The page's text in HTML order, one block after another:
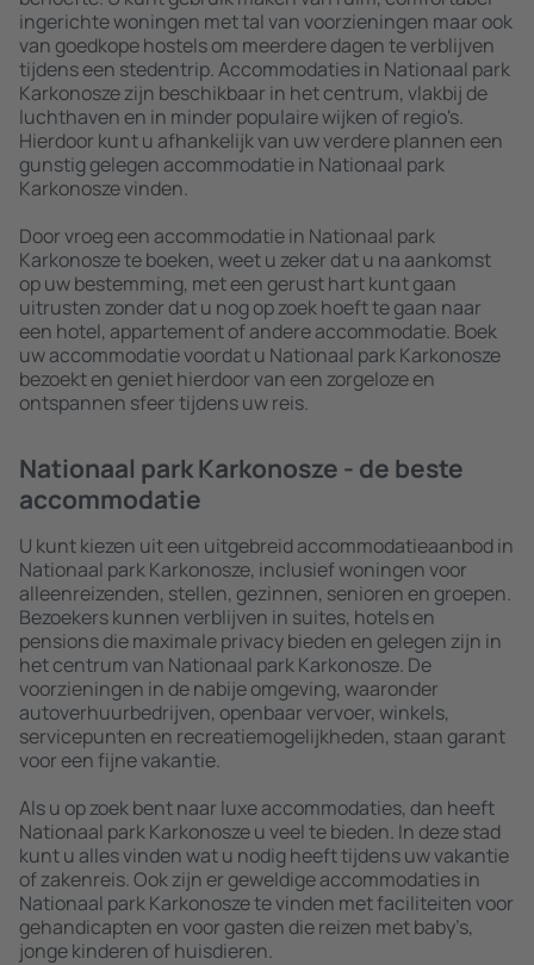
ingerichte woningen met tal van voorzieningen maar ook
van goedkope hostels om meerdere dagen te verblijven
tijdens een stedentrip. Accommodaties in Nationaal park
Karkonosze zijn beschikbaar in het centrum, vlakbij de
luchthaven en in minder populaire wijken of regio's.
Hierdoor kunt u afhankelijk van uw verdere plannen een
gunstig gelegen accommodatie in Nationaal park
Karkonosze vinden.
Door vroeg een accommodatie in Nationaal park
Karkonosze te boeken, weet u zeker dat u na aankomst
op uw bestemming, met een gerust hart kunt gaan
uitrusten zonder dat u nog op zoek hoeft te gaan naar
een hotel, appartement of andere accommodatie. Boek
uw accommodatie voordat u Nationaal park Karkonosze
bezoekt en geniet hierdoor van een zorgeloze en
ontspannen sfeer tijdens uw reis.
Nationaal park Karkonosze - de beste
accommodatie
U kunt kiezen uit een uitgebreid accommodatieaanbod in
Nationaal park Karkonosze, inclusief woningen voor
alleenreizenden, stellen, gezinnen, senioren en groepen.
Bezoekers kunnen verblijven in suites, hotels en
pensions die maximale privacy bieden en gelegen zijn in
het centrum van Nationaal park Karkonosze. De
voorzieningen in de nabije omgeving, waaronder
autoverhuurbedrijven, openbaar vervoer, winkels,
servicepunten en recreatiemogelijkheden, staan garant
voor een fijne vakantie.
Als u op zoek bent naar luxe accommodaties, dan heeft
Nationaal park Karkonosze u veel te bieden. In deze stad
kunt u alles vinden wat u nodig heeft tijdens uw vakantie
of zakenreis. Ook zijn er geweldige accommodaties in
Nationaal park Karkonosze te vinden met faciliteiten voor
gehandicapten en voor gasten die reizen met baby’s,
jonge kinderen of huisdieren.